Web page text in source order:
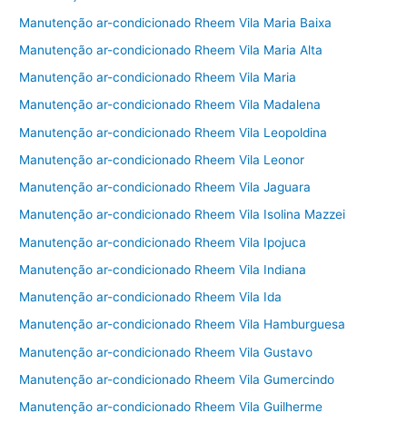
Manutenção ar-condicionado Rheem Vila Maria Baixa
Manutenção ar-condicionado Rheem Vila Maria Alta
Manutenção ar-condicionado Rheem Vila Maria
Manutenção ar-condicionado Rheem Vila Madalena
Manutenção ar-condicionado Rheem Vila Leopoldina
Manutenção ar-condicionado Rheem Vila Leonor
Manutenção ar-condicionado Rheem Vila Jaguara
Manutenção ar-condicionado Rheem Vila Isolina Mazzei
Manutenção ar-condicionado Rheem Vila Ipojuca
Manutenção ar-condicionado Rheem Vila Indiana
Manutenção ar-condicionado Rheem Vila Ida
Manutenção ar-condicionado Rheem Vila Hamburguesa
Manutenção ar-condicionado Rheem Vila Gustavo
Manutenção ar-condicionado Rheem Vila Gumercindo
Manutenção ar-condicionado Rheem Vila Guilherme